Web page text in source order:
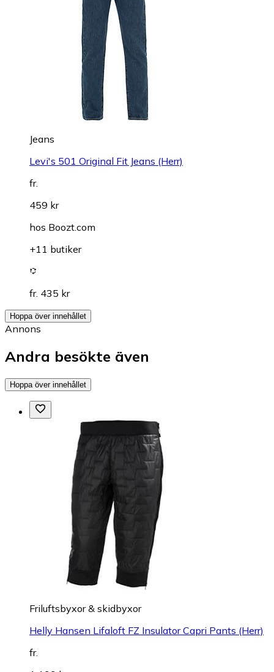
Jeans
Levi's 501 Original Fit Jeans (Herr)
fr.
459 kr
hos Boozt.com
+11 butiker
fr. 435 kr
Hoppa över innehållet
Annons
Andra besökte även
Hoppa över innehållet
Friluftsbyxor & skidbyxor
Helly Hansen Lifaloft FZ Insulator Capri Pants (Herr)
fr.